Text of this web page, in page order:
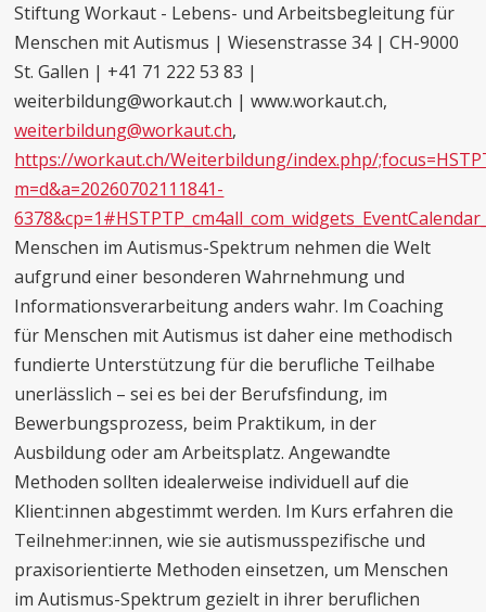
Stiftung Workaut - Lebens- und Arbeitsbegleitung für
Menschen mit Autismus | Wiesenstrasse 34 | CH-9000
St. Gallen | +41 71 222 53 83 |
weiterbildung@workaut.ch | www.workaut.ch,
weiterbildung@workaut.ch,
https://workaut.ch/Weiterbildung/index.php/
m=d&a=20260702111841-
Menschen im Autismus-Spektrum nehmen die Welt
aufgrund einer besonderen Wahrnehmung und
Informationsverarbeitung anders wahr. Im Coaching
für Menschen mit Autismus ist daher eine methodisch
fundierte Unterstützung für die berufliche Teilhabe
unerlässlich – sei es bei der Berufsfindung, im
Bewerbungsprozess, beim Praktikum, in der
Ausbildung oder am Arbeitsplatz. Angewandte
Methoden sollten idealerweise individuell auf die
Klient:innen abgestimmt werden. Im Kurs erfahren die
Teilnehmer:innen, wie sie autismusspezifische und
praxisorientierte Methoden einsetzen, um Menschen
im Autismus-Spektrum gezielt in ihrer beruflichen